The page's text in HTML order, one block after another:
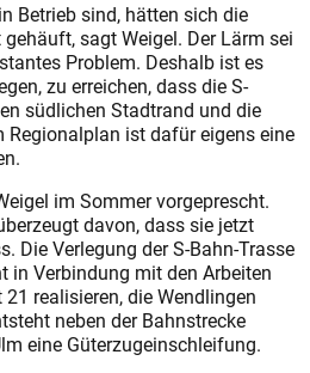
Betrieb sind, hätten sich die
sagt Weigel. Der Lärm sei
Problem. Deshalb ist es
zu erreichen, dass die S-
südlichen Stadtrand und die
Regionalplan ist dafür eigens eine
im Sommer vorgeprescht.
davon, dass sie jetzt
Die Verlegung der S-Bahn-Trasse
in Verbindung mit den Arbeiten
realisieren, die Wendlingen
neben der Bahnstrecke
eine Güterzugeinschleifung.